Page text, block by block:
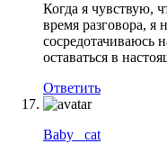
Когда я чувствую,
время разговора, я
сосредотачиваюсь
оставаться в
Ответить
Baby_ cat